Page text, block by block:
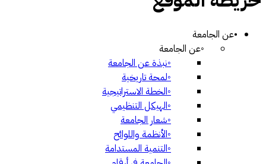
•عن الجامعة
◦عن الجامعة
◦نبذة عن الجامعة
◦لمحة تاريخية
◦الخطة الاستراتيجية
◦الهيكل التنظيمي
◦شعار الجامعة
◦الأنظمة واللوائح
◦التنمية المستدامة